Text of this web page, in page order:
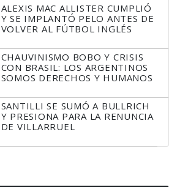
ALEXIS MAC ALLISTER CUMPLIÓ
Y SE IMPLANTÓ PELO ANTES DE
VOLVER AL FÚTBOL INGLÉS
CHAUVINISMO BOBO Y CRISIS
CON BRASIL: LOS ARGENTINOS
SOMOS DERECHOS Y HUMANOS
SANTILLI SE SUMÓ A BULLRICH
Y PRESIONA PARA LA RENUNCIA
DE VILLARRUEL